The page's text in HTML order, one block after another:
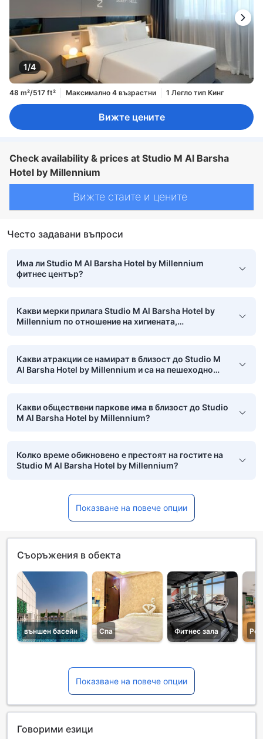
1/4
48 m²/517 ft² Максимално 4 възрастни 1 Легло тип Кинг
Вижте цените
Check availability & prices at Studio M Al Barsha
Hotel by Millennium
Вижте стаите и цените
Често задавани въпроси
Има ли Studio M Al Barsha Hotel by Millennium
фитнес център?
Какви мерки прилага Studio M Al Barsha Hotel by
Millennium по отношение на хигиената,
Какви атракции се намират в близост до Studio M
Al Barsha Hotel by Millennium и са на пешеходно
Какви обществени паркове има в близост до Studio
M Al Barsha Hotel by Millennium?
Колко време обикновено е престоят на гостите на
Studio M Al Barsha Hotel by Millennium?
Показване на повече опции
Съоръжения в обекта
външен басейн Спа Фитнес зала
Показване на повече опции
Говорими езици